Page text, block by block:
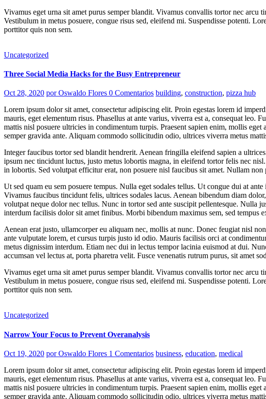
Vivamus eget urna sit amet purus semper blandit. Vivamus convallis tortor nec
Vestibulum in metus posuere, congue risus sed, eleifend mi. Suspendisse potenti.
porttitor quis non sem.
Uncategorized
Three Social Media Hacks for the Busy Entrepreneur
Oct 28, 2020 por Oswaldo Flores 0 Comentarios building, construction, pizza hub
Lorem ipsum dolor sit amet, consectetur adipiscing elit. Proin egestas lorem id
mauris, eget elementum risus. Phasellus at ante varius, viverra est a, consequat
mattis nisl posuere ultricies in condimentum turpis. Praesent sapien enim, mollis
semper gravida ante. Aliquam commodo sollicitudin odio, ultrices viverra metus
Integer faucibus tortor sed blandit hendrerit. Aenean fringilla eleifend sapien a
ipsum nec tincidunt luctus, justo metus lobortis magna, in eleifend tortor felis nec
in lobortis. Sed volutpat efficitur erat, non posuere nisl faucibus sit amet. Nullam non
Ut sed quam eu sem posuere tempus. Nulla eget sodales tellus. Ut congue dui at
Vivamus faucibus tincidunt felis, ultrices sodales lacus. Aenean bibendum diam
volutpat neque dolor nec tellus. Nunc in tortor sed ante suscipit pellentesque. Nulla
interdum facilisis dolor sit amet finibus. Morbi bibendum maximus sem, sed tempus
Aenean erat justo, ullamcorper eu aliquam nec, mollis at nunc. Donec feugiat nisl
ante vulputate lorem, et cursus turpis justo id odio. Mauris facilisis orci at
metus dignissim interdum. Etiam nec dui in lectus tempor lacinia euismod at dui.
accumsan vel lectus at, porta pharetra velit. Fusce venenatis rutrum purus, sit amet
Vivamus eget urna sit amet purus semper blandit. Vivamus convallis tortor nec
Vestibulum in metus posuere, congue risus sed, eleifend mi. Suspendisse potenti.
porttitor quis non sem.
Uncategorized
Narrow Your Focus to Prevent Overanalysis
Oct 19, 2020 por Oswaldo Flores 1 Comentarios business, education, medical
Lorem ipsum dolor sit amet, consectetur adipiscing elit. Proin egestas lorem id
mauris, eget elementum risus. Phasellus at ante varius, viverra est a, consequat
mattis nisl posuere ultricies in condimentum turpis. Praesent sapien enim, mollis
semper gravida ante. Aliquam commodo sollicitudin odio, ultrices viverra metus